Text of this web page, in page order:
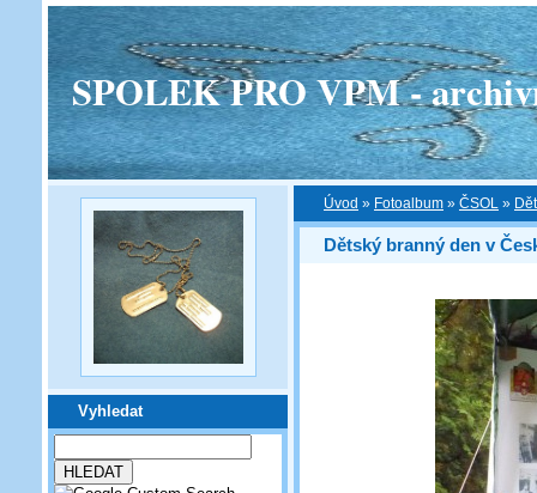
SPOLEK PRO VPM -
Vyhledat
Úvod » Fotoalbum » ČSOL »
Dětský branný den v